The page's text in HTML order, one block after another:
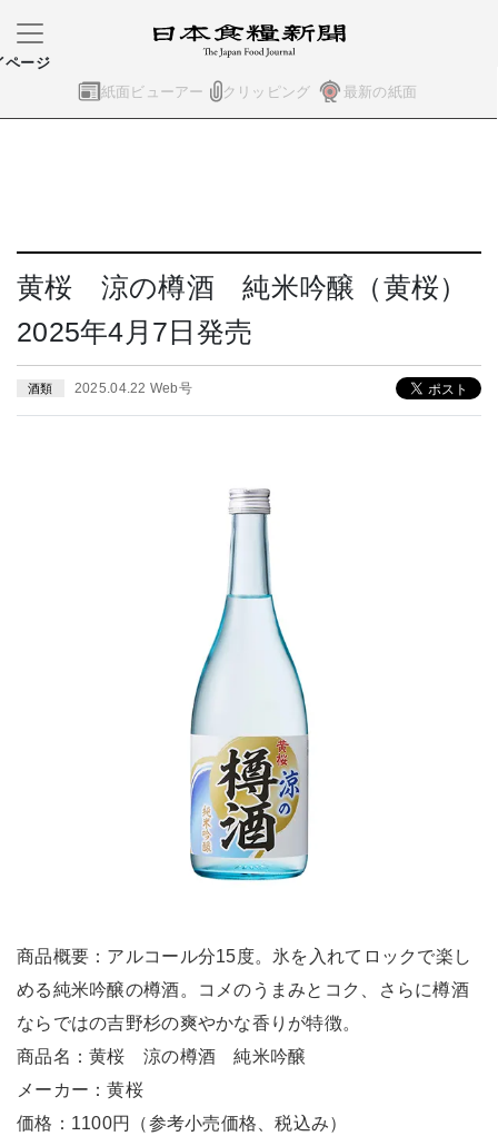
紙面ビューアー クリッピング 最新の紙面
ページ
黄桜 涼の樽酒 純米吟醸（黄桜）
2025年4月7日発売
酒類 2025.04.22 Web号
商品概要：アルコール分15度。氷を入れてロックで楽し
める純米吟醸の樽酒。コメのうまみとコク、さらに樽酒
ならではの吉野杉の爽やかな香りが特徴。
商品名：黄桜 涼の樽酒 純米吟醸
メーカー：黄桜
価格：1100円（参考小売価格、税込み）